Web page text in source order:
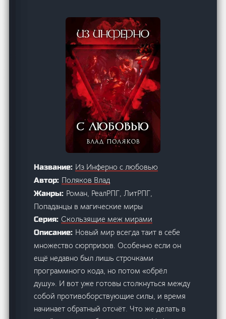
Название: Из Инферно с любовью
Автор: Поляков Влад
Жанры: Роман, РеалРПГ, ЛитРПГ,
Попаданцы в магические миры
Серия:Скользящие меж мирами
Описание: Новый мир всегда таит в себе
множество сюрпризов. Особенно если он
ещё недавно был лишь строчками
программного кода, но потом «обрёл
душу». И вот уже готовы столкнуться между
собой противоборствующие силы, и время
начинает обратный отсчёт. Что же делать в